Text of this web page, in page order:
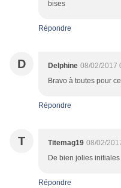
bises
Répondre
D Delphine 08/02/2017
Bravo à toutes pour
Répondre
T Titemag19 08/02/
De bien jolies
Répondre